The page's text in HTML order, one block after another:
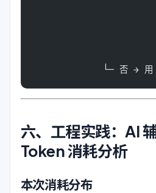
└─ 否 →
六、工程实践：AI
Token 消耗分析
本次消耗分布